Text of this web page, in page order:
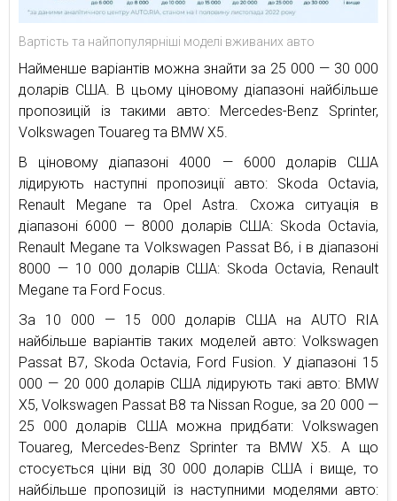
Вартість та найпопулярніші моделі вживаних авто
Найменше варіантів можна знайти за 25 000 — 30 000
доларів США. В цьому ціновому діапазоні найбільше
пропозицій із такими авто: Mercedes-Benz Sprinter,
Volkswagen Touareg та BMW X5.
В ціновому діапазоні 4000 — 6000 доларів США
лідирують наступні пропозиції авто: Skoda Octavia,
Renault Megane та Opel Astra. Схожа ситуація в
діапазоні 6000 — 8000 доларів США: Skoda Octavia,
Renault Megane та Volkswagen Passat B6, і в діапазоні
8000 — 10 000 доларів США: Skoda Octavia, Renault
Megane та Ford Focus.
За 10 000 — 15 000 доларів США на AUTO RIA
найбільше варіантів таких моделей авто: Volkswagen
Passat B7, Skoda Octavia, Ford Fusion. У діапазоні 15
000 — 20 000 доларів США лідирують такі авто: BMW
X5, Volkswagen Passat B8 та Nissan Rogue, за 20 000 —
25 000 доларів США можна придбати: Volkswagen
Touareg, Mercedes-Benz Sprinter та BMW X5. А що
стосується ціни від 30 000 доларів США і вище, то
найбільше пропозицій із наступними моделями авто: